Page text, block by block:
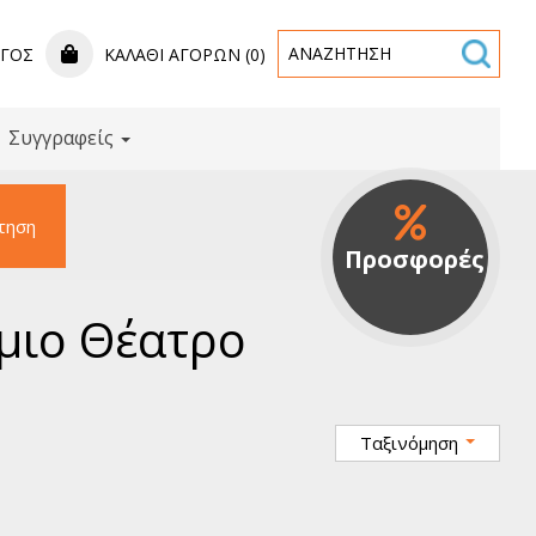
ΚΑΛΆΘΙ ΑΓΟΡΏΝ (0)
Συγγραφείς
Θέατρο
Ταξινόμηση
Προσφορές